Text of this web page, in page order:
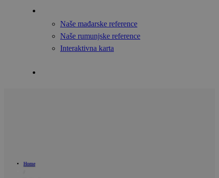
Naše mađarske reference
Naše rumunjske reference
Interaktivna karta
Home